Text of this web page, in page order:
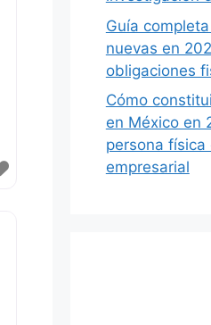
Guía
nuevas en
obligaciones
Cómo
en México en
persona
empresarial